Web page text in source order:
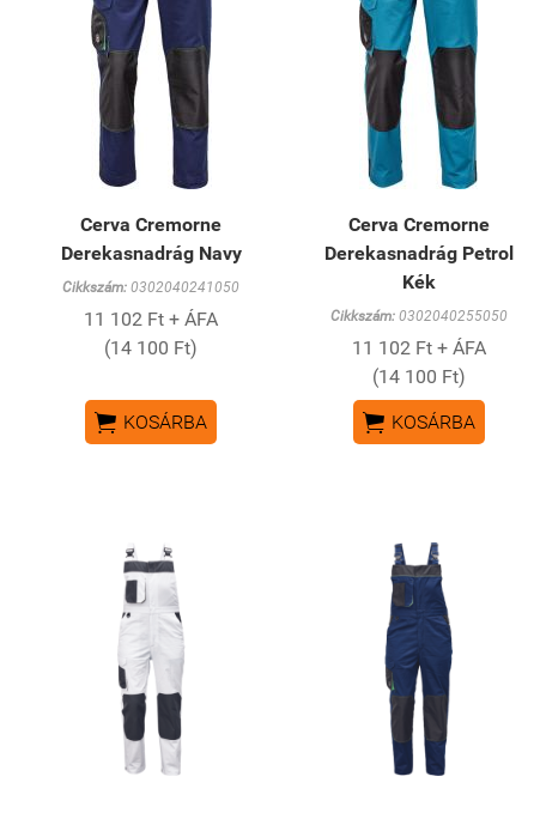
Cerva Cremorne
Derekasnadrág Navy
Cikkszám: 0302040241050
11 102 Ft + ÁFA
(14 100 Ft)
 KOSÁRBA
Cerva Cremorne
Derekasnadrág Petrol
Kék
Cikkszám:0302040255050
11 102 Ft + ÁFA
(14 100 Ft)
 KOSÁRBA